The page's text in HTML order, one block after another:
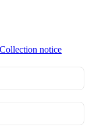
Collection notice